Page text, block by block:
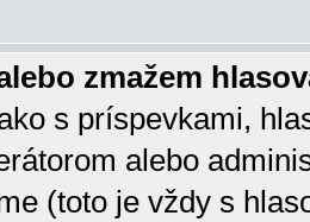
zmažem
s príspevkami,
alebo
(toto je vždy s